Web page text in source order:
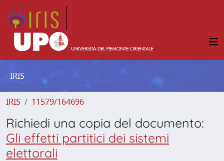
IRIS
IRIS 11579/164696
Richiedi una copia del documento:
Gli effetti partitici dei sistemi
elettorali